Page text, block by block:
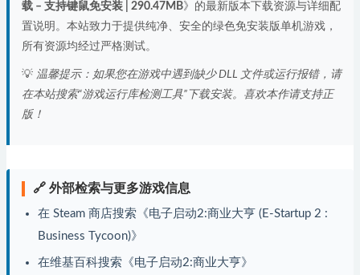
载 – 支持键鼠免安装 | 290.47MB》的最新版本下载资源与详细配
置说明。本站致力于提供纯净、安全的绿色免安装版单机游戏，
所有资源均经过严格测试。
💡 温馨提示：如果您在游戏中遇到缺少 DLL 文件或运行报错，请
在本站搜索“游戏运行库检测工具”下载安装。喜欢本作请支持正
版！
🔗 外部检索与更多游戏信息
在 Steam 商店搜索《电子启动2:商业大亨 (E-Startup 2 :
Business Tycoon)》
在维基百科搜索《电子启动2:商业大亨》